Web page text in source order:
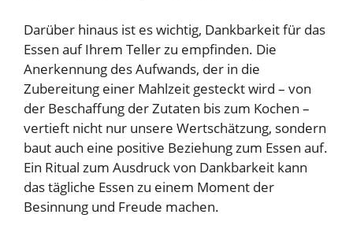
Darüber hinaus ist es wichtig, Dankbarkeit für das
Essen auf Ihrem Teller zu empfinden. Die
Anerkennung des Aufwands, der in die
Zubereitung einer Mahlzeit gesteckt wird – von
der Beschaffung der Zutaten bis zum Kochen –
vertieft nicht nur unsere Wertschätzung, sondern
baut auch eine positive Beziehung zum Essen auf.
Ein Ritual zum Ausdruck von Dankbarkeit kann
das tägliche Essen zu einem Moment der
Besinnung und Freude machen.